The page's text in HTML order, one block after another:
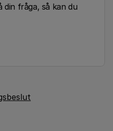
fråga, så kan du